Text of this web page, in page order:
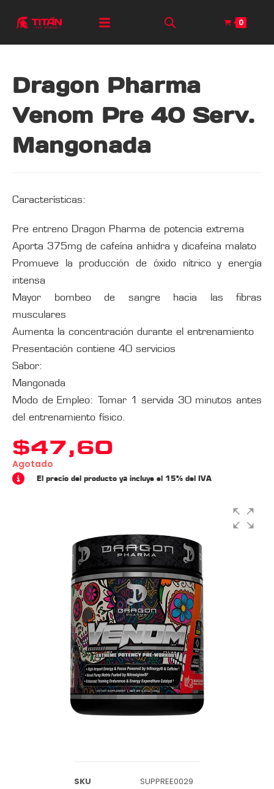
0
Dragon Pharma
Venom Pre 40 Serv.
Mangonada
Características:
Pre entreno Dragon Pharma de potencia extrema
Aporta 375mg de cafeína anhidra y dicafeína malato
Promueve la producción de óxido nítrico y energía
intensa
Mayor bombeo de sangre hacia las fibras
musculares
Aumenta la concentración durante el entrenamiento
Presentación contiene 40 servicios
Sabor:
Mangonada
Modo de Empleo: Tomar 1 servida 30 minutos antes
del entrenamiento físico.
$47,60
Agotado
El precio del producto ya incluye el 15% del IVA
SKU
SUPPREE0029